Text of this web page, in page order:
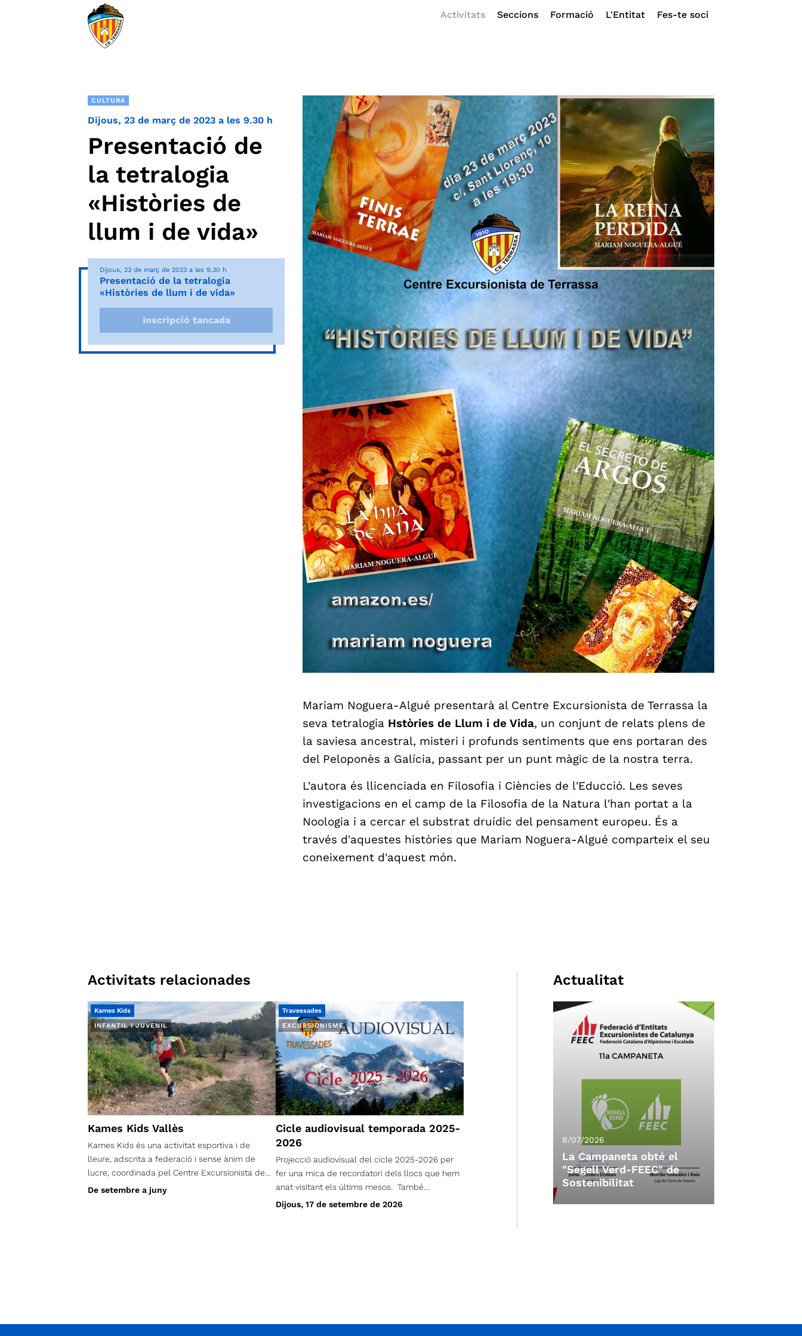
Activitats Seccions Formació L'Entitat Fes-te soci
CULTURA
Dijous, 23 de març de 2023 a les 9.30 h
Presentació de
la tetralogia
«Històries de
llum i de vida»
Dijous, 23 de març de 2023 a les 9.30 h
Presentació de la tetralogia
«Històries de llum i de vida»
Inscripció tancada
Mariam Noguera-Algué presentarà al Centre Excursionista de Terrassa la
seva tetralogia Hstòries de Llum i de Vida, un conjunt de relats plens de
la saviesa ancestral, misteri i profunds sentiments que ens portaran des
del Peloponès a Galícia, passant per un punt màgic de la nostra terra.
L'autora és llicenciada en Filosofia i Ciències de l'Educció. Les seves
investigacions en el camp de la Filosofia de la Natura l'han portat a la
Noologia i a cercar el substrat druídic del pensament europeu. És a
través d'aquestes històries que Mariam Noguera-Algué comparteix el seu
coneixement d'aquest món.
Activitats relacionades
INFANTIL I JUVENIL
Kames Kids
Kames Kids Vallès
Kames Kids és una activitat esportiva i de
lleure, adscrita a federació i sense ànim de
lucre, coordinada pel Centre Excursionista de
Terrassa.
De setembre a juny
EXCURSIONISME
Travessades
Cicle audiovisual temporada 2025-
2026
Projecció audiovisual del cicle 2025-2026 per
fer una mica de recordatori dels llocs que hem
anat visitant els últims mesos. També
presentarem i comentarem el calendari, per la
Dijous, 17 de setembre de 2026
Actualitat
8/07/2026
La Campaneta obté el
"Segell Verd-FEEC" de
Sostenibilitat